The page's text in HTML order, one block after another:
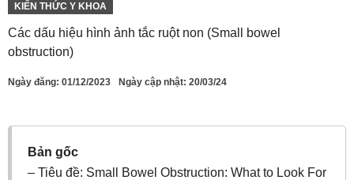
KIẾN THỨC Y KHOA
Các dấu hiệu hình ảnh tắc ruột non (Small bowel
obstruction)
Ngày đăng: 01/12/2023 Ngày cập nhật: 20/03/24
Bản gốc
– Tiêu đề: Small Bowel Obstruction: What to Look For